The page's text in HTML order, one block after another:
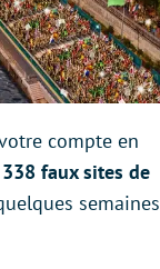
compte en
338 faux sites de
semaines